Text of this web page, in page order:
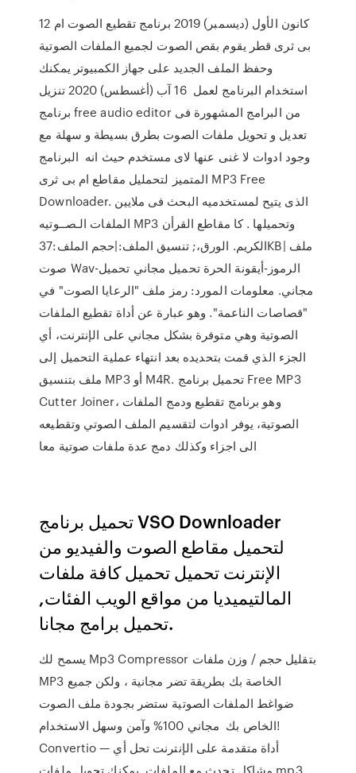
12 كانون الأول (ديسمبر) 2019 برنامج تقطيع الصوت ام
بى ثرى قطر يقوم بقص الصوت لجميع الملفات الصوتية
وحفظ الملف الجديد على جهاز الكمبيوتر يمكنك
استخدام البرنامج لعمل 16 آب (أغسطس) 2020 تنزيل
برنامج free audio editor من البرامج المشهورة فى
تعديل و تحويل ملفات الصوت بطرق بسيطة و سهلة مع
وجود ادوات لا غنى عنها لاى مستخدم حيث انه البرنامج
المتميز لتحمليل مقاطع ام بى ثرى MP3 Free
Downloader. الذى يتيح لمستخدميه البحث فى ملايين
الملفات الـصــوتيه MP3 وتحميلها . كا مقاطع القرأن
الكريم. الورق،; تنسيق الملف:|حجم الملف:37KB| ملف
صوت Wav-الرموز-أيقونة الحرة تحميل مجاني تحميل
مجاني. معلومات المورد: رمز ملف "الرعايا الصوت" في
"قصاصات الناعمة". وهو عبارة عن أداة تقطيع الملفات
الصوتية وهي متوفرة بشكل مجاني على الإنترنت، أي
الجزء الذي قمت بتحديده بعد انتهاء عملية التحميل إلى
ملف بتنسيق MP3 أو M4R. تحميل برنامج Free MP3
Cutter Joiner، وهو برنامج تقطيع ودمج الملفات
الصوتية، يوفر ادوات لتقسيم الملف الصوتي وتقطيعه
تحميل برنامج VSO Downloader
لتحميل مقاطع الصوت والفيديو من
الإنترنت تحميل تحميل كافة ملفات
المالتيميديا من مواقع الويب الفئات,
تحميل برامج مجانا.
يسمح لك Mp3 Compressor بتقليل حجم / وزن ملفات
MP3 الخاصة بك بطريقة تضر مجانية ، ولكن جميع
ضواغط الملفات الصوتية ستضر بجودة ملف الصوت
الخاص بك مجاني 100% وآمن وسهل الاستخدام!
Convertio — أداة متقدمة على الإنترنت تحل أي
مشاكل تحدث مع الملفات. يمكنك تحويل ملفات mp3